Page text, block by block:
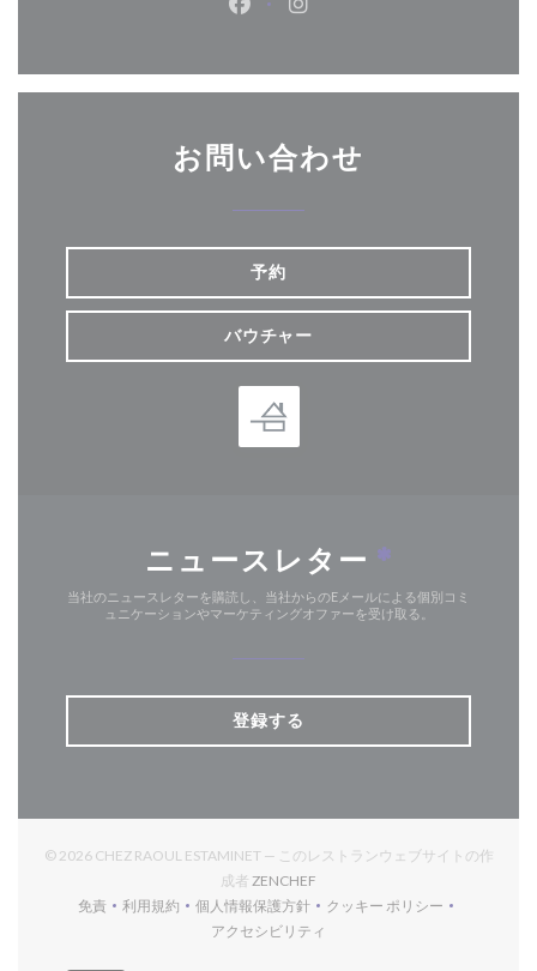
Facebook ((新しいウィンドウ
Instagram ((新しいウィ
お問い合わせ
予約
バウチャー
ニュースレター *
当社のニュースレターを購読し、当社からのEメールによる個別コミ
ュニケーションやマーケティングオファーを受け取る。
登録する
© 2026 CHEZ RAOUL ESTAMINET — このレストランウェブサイトの作
成者 ZENCHEF
免責
((新しいウィンドウで開きます))
利用規約
((新しいウィンドウで開きます))
個人情報保護方針
((新しいウィンドウで開きます))
クッキー ポリシー
((新しいウィンドウで
アクセシビリティ
((新しいウィンドウで開きます))